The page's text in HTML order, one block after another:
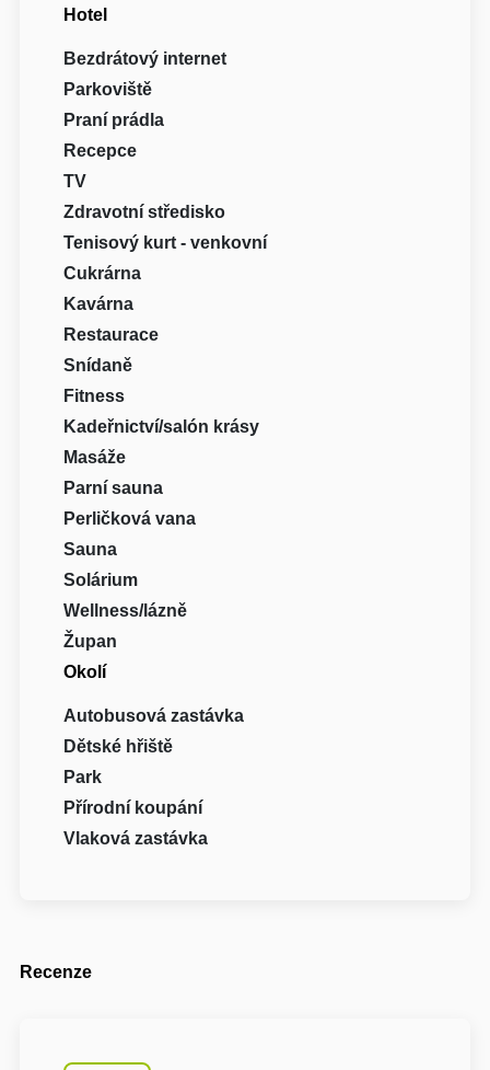
Hotel
Bezdrátový internet
Parkoviště
Praní prádla
Recepce
TV
Zdravotní středisko
Tenisový kurt - venkovní
Cukrárna
Kavárna
Restaurace
Snídaně
Fitness
Kadeřnictví/salón krásy
Masáže
Parní sauna
Perličková vana
Sauna
Solárium
Wellness/lázně
Župan
Okolí
Autobusová zastávka
Dětské hřiště
Park
Přírodní koupání
Vlaková zastávka
Recenze